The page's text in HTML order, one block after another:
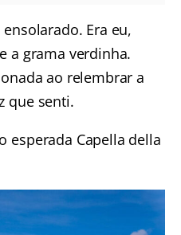
Era eu,
a grama verdinha.
ao relembrar a
que senti.
esperada Capella della